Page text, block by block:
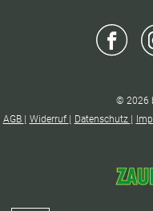
© 2026
AGB
Widerruf Datenschutz